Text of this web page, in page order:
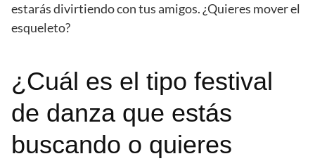
estarás divirtiendo con tus amigos. ¿Quieres mover el
esqueleto?
¿Cuál es el tipo festival
de danza que estás
buscando o quieres